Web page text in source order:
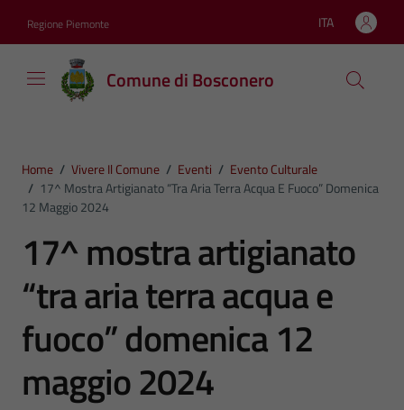
Regione Piemonte Lingua attiva:
ITA
Comune di Bosconero
Home / Vivere Il Comune / Eventi / Evento Culturale
/ 17^ Mostra Artigianato “tra Aria Terra Acqua E Fuoco” Domenica
12 Maggio 2024
17^ mostra artigianato
“tra aria terra acqua e
fuoco” domenica 12
maggio 2024